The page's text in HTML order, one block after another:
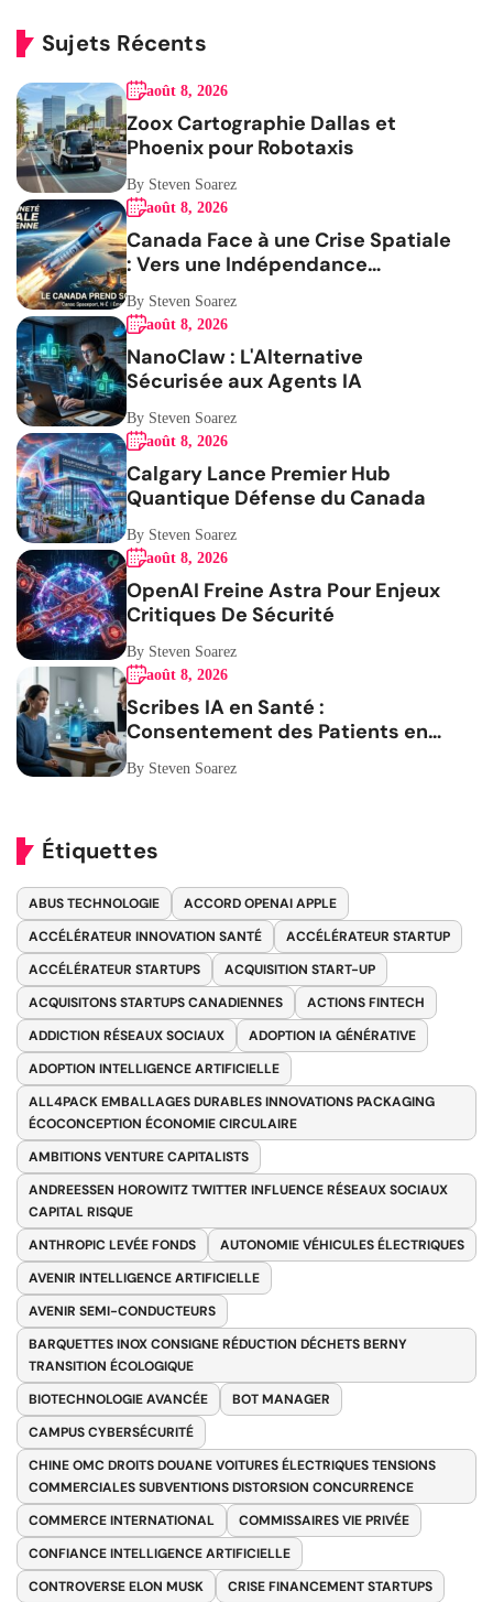
Sujets Récents
août 8, 2026
Zoox Cartographie Dallas et
Phoenix pour Robotaxis
By Steven Soarez
août 8, 2026
Canada Face à une Crise Spatiale
: Vers une Indépendance
Stratégique
By Steven Soarez
août 8, 2026
NanoClaw : L'Alternative
Sécurisée aux Agents IA
By Steven Soarez
août 8, 2026
Calgary Lance Premier Hub
Quantique Défense du Canada
By Steven Soarez
août 8, 2026
OpenAI Freine Astra Pour Enjeux
Critiques De Sécurité
By Steven Soarez
août 8, 2026
Scribes IA en Santé :
Consentement des Patients en
Question
By Steven Soarez
Étiquettes
ABUS TECHNOLOGIE
ACCORD OPENAI APPLE
ACCÉLÉRATEUR INNOVATION SANTÉ
ACCÉLÉRATEUR STARTUP
ACCÉLÉRATEUR STARTUPS
ACQUISITION START-UP
ACQUISITONS STARTUPS CANADIENNES
ACTIONS FINTECH
ADDICTION RÉSEAUX SOCIAUX
ADOPTION IA GÉNÉRATIVE
ADOPTION INTELLIGENCE ARTIFICIELLE
ALL4PACK EMBALLAGES DURABLES INNOVATIONS PACKAGING
ÉCOCONCEPTION ÉCONOMIE CIRCULAIRE
AMBITIONS VENTURE CAPITALISTS
ANDREESSEN HOROWITZ TWITTER INFLUENCE RÉSEAUX SOCIAUX
CAPITAL RISQUE
ANTHROPIC LEVÉE FONDS
AUTONOMIE VÉHICULES ÉLECTRIQUES
AVENIR INTELLIGENCE ARTIFICIELLE
AVENIR SEMI-CONDUCTEURS
BARQUETTES INOX CONSIGNE RÉDUCTION DÉCHETS BERNY
TRANSITION ÉCOLOGIQUE
BIOTECHNOLOGIE AVANCÉE
BOT MANAGER
CAMPUS CYBERSÉCURITÉ
CHINE OMC DROITS DOUANE VOITURES ÉLECTRIQUES TENSIONS
COMMERCIALES SUBVENTIONS DISTORSION CONCURRENCE
COMMERCE INTERNATIONAL
COMMISSAIRES VIE PRIVÉE
CONFIANCE INTELLIGENCE ARTIFICIELLE
CONTROVERSE ELON MUSK
CRISE FINANCEMENT STARTUPS